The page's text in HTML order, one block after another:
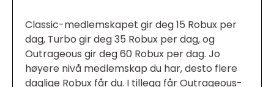
Classic-medlemskapet gir deg 15 Robux per
dag, Turbo gir deg 35 Robux per dag, og
Outrageous gir deg 60 Robux per dag. Jo
høyere nivå medlemskap du har, desto flere
daglige Robux får du. I tillegg får Outrageous-